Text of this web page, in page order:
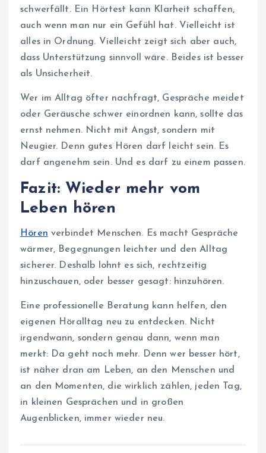
schwerfällt. Ein Hörtest kann Klarheit schaffen,
auch wenn man nur ein Gefühl hat. Vielleicht ist
alles in Ordnung. Vielleicht zeigt sich aber auch,
dass Unterstützung sinnvoll wäre. Beides ist besser
als Unsicherheit.
Wer im Alltag öfter nachfragt, Gespräche meidet
oder Geräusche schwer einordnen kann, sollte das
ernst nehmen. Nicht mit Angst, sondern mit
Neugier. Denn gutes Hören darf leicht sein. Es
darf angenehm sein. Und es darf zu einem passen.
Fazit: Wieder mehr vom
Leben hören
Hören verbindet Menschen. Es macht Gespräche
wärmer, Begegnungen leichter und den Alltag
sicherer. Deshalb lohnt es sich, rechtzeitig
hinzuschauen, oder besser gesagt: hinzuhören.
Eine professionelle Beratung kann helfen, den
eigenen Höralltag neu zu entdecken. Nicht
irgendwann, sondern genau dann, wenn man
merkt: Da geht noch mehr. Denn wer besser hört,
ist näher dran am Leben, an den Menschen und
an den Momenten, die wirklich zählen, jeden Tag,
in kleinen Gesprächen und in großen
Augenblicken, immer wieder neu.